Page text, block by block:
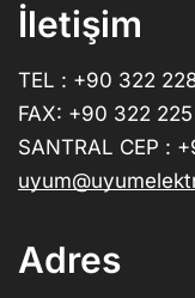
İletişim
TEL : +90 322
FAX: +90 322
SANTRAL CEP :
Adres